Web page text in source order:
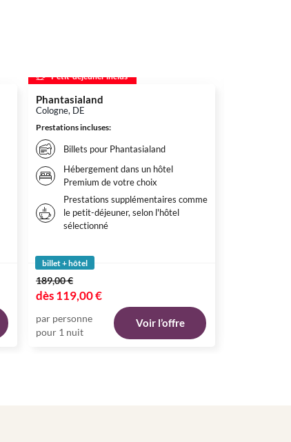
Petit-déjeuner inclus
Phantasialand
Cologne, DE
Prestations incluses:
Billets pour Phantasialand
Hébergement dans un hôtel
Premium de votre choix
Prestations supplémentaires comme
le petit-déjeuner, selon l'hôtel
sélectionné
billet + hôtel
189,00 €
dès119,00 €
par personne
pour 1 nuit
Voir l’offre